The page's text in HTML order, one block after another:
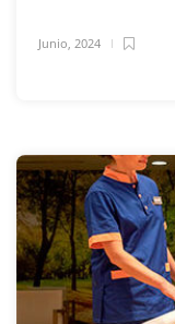
Junio, 2024